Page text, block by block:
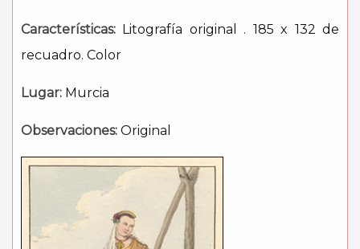
Características: Litografía original . 185 x 132 de
recuadro. Color
Lugar: Murcia
Observaciones: Original